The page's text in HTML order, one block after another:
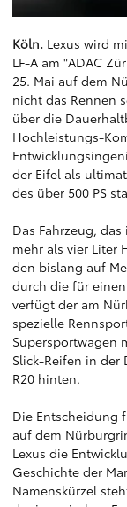
Köln. Lexus wird
LF-A am "ADAC
25. Mai auf dem
nicht das Rennen
über die
Hochleistungs-
der Eifel als
des über 500 PS
Das Fahrzeug,
mehr als vier Liter
den bislang auf
durch die für
verfügt der am
spezielle
Supersportwagen
Slick-Reifen in der
R20 hinten.
Die Entscheidung
auf dem
Lexus die
Geschichte der
Namenskürzel